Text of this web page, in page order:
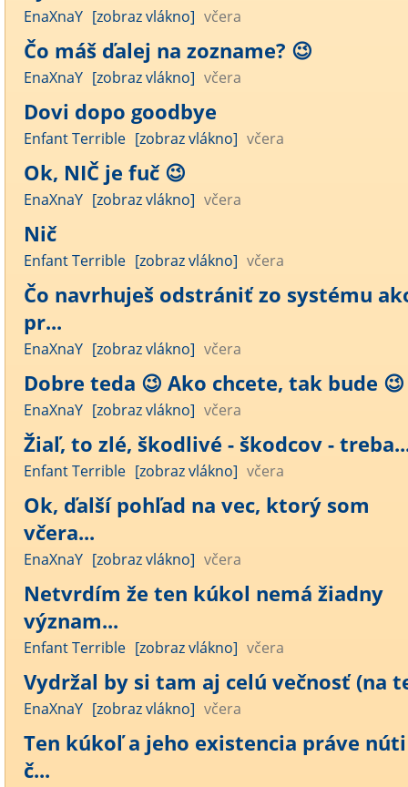
EnaXnaY [zobraz vlákno] včera
Čo máš ďalej na zozname? 😉
EnaXnaY [zobraz vlákno] včera
Dovi dopo goodbye
Enfant Terrible [zobraz vlákno] včera
Ok, NIČ je fuč 😉
EnaXnaY [zobraz vlákno] včera
Nič
Enfant Terrible [zobraz vlákno] včera
Čo navrhuješ odstrániť zo systému
pr...
EnaXnaY [zobraz vlákno] včera
Dobre teda 😉 Ako chcete, tak bude 😉
EnaXnaY [zobraz vlákno] včera
Žiaľ, to zlé, škodlivé - škodcov -
Enfant Terrible [zobraz vlákno] včera
Ok, ďalší pohľad na vec, ktorý som
včera...
EnaXnaY [zobraz vlákno] včera
Netvrdím že ten kúkol nemá žiadny
význam...
Enfant Terrible [zobraz vlákno] včera
Vydržal by si tam aj celú večnosť (na
EnaXnaY [zobraz vlákno] včera
Ten kúkoľ a jeho existencia práve núti
č...